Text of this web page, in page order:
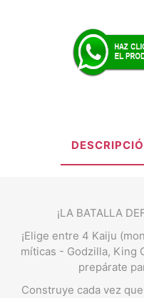
¡LA BATALLA
¡Elige entre 4 Kaiju
míticas - Godzilla, King
prepárate
Construye cada vez